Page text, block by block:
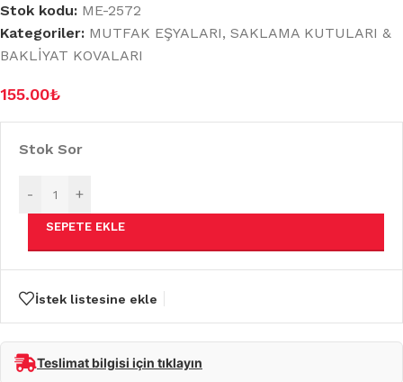
Stok kodu: ME-2572
Kategoriler: MUTFAK EŞYALARI, SAKLAMA KUTULARI &
BAKLİYAT KOVALARI
155.00₺
Stok Sor
- +
SEPETE EKLE
İstek listesine ekle
Teslimat bilgisi için tıklayın